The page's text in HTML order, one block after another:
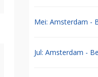
Mei: Amsterdam -
Jul: Amsterdam -